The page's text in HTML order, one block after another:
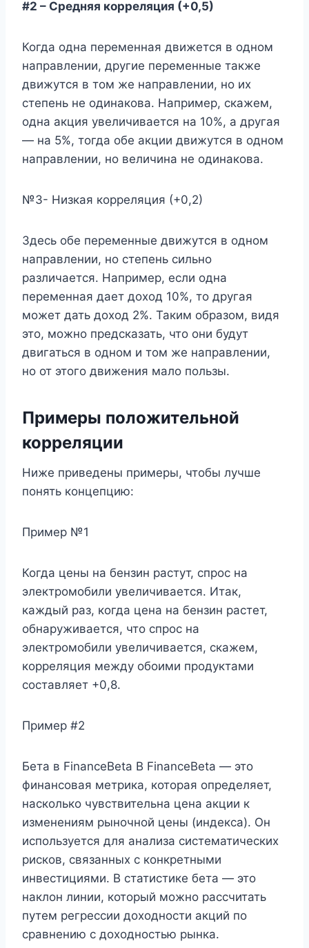
#2 – Средняя корреляция (+0,5)
Когда одна переменная движется в одном
направлении, другие переменные также
движутся в том же направлении, но их
степень не одинакова. Например, скажем,
одна акция увеличивается на 10%, а другая
— на 5%, тогда обе акции движутся в одном
направлении, но величина не одинакова.
№3- Низкая корреляция (+0,2)
Здесь обе переменные движутся в одном
направлении, но степень сильно
различается. Например, если одна
переменная дает доход 10%, то другая
может дать доход 2%. Таким образом, видя
это, можно предсказать, что они будут
двигаться в одном и том же направлении,
но от этого движения мало пользы.
Примеры положительной
корреляции
Ниже приведены примеры, чтобы лучше
понять концепцию:
Пример №1
Когда цены на бензин растут, спрос на
электромобили увеличивается. Итак,
каждый раз, когда цена на бензин растет,
обнаруживается, что спрос на
электромобили увеличивается, скажем,
корреляция между обоими продуктами
составляет +0,8.
Пример #2
Бета в FinanceBeta В FinanceBeta — это
финансовая метрика, которая определяет,
насколько чувствительна цена акции к
изменениям рыночной цены (индекса). Он
используется для анализа систематических
рисков, связанных с конкретными
инвестициями. В статистике бета — это
наклон линии, который можно рассчитать
путем регрессии доходности акций по
сравнению с доходностью рынка.